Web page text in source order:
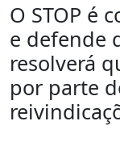
O STOP é
e defende
resolverá
por parte